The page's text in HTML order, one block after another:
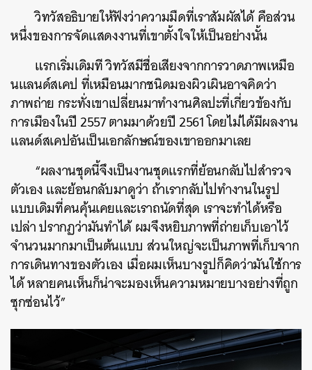
วิทวัสอธิบายให้ฟังว่าความมืดที่เราสัมผัสได้ คือส่วน
หนึ่งของการจัดแสดงงานที่เขาตั้งใจให้เป็นอย่างนั้น
แรกเริ่มเดิมที วิทวัสมีชื่อเสียงจากการวาดภาพเหมือ
นแลนด์สเคป ที่เหมือนมากชนิดมองผิวเผินอาจคิดว่า
ภาพถ่าย กระทั่งเขาเปลี่ยนมาทำงานศิลปะที่เกี่ยวข้องกับ
การเมืองในปี 2557 ตามมาด้วยปี 2561 โดยไม่ได้มีผลงาน
แลนด์สเคปอันเป็นเอกลักษณ์ของเขาออกมาเลย
“ผลงานชุดนี้จึงเป็นงานชุดแรกที่ย้อนกลับไปสำรวจ
ตัวเอง และย้อนกลับมาดูว่า ถ้าเรากลับไปทำงานในรูป
แบบเดิมที่คนคุ้นเคยและเราถนัดที่สุด เราจะทำได้หรือ
เปล่า ปรากฏว่ามันทำได้ ผมจึงหยิบภาพที่ถ่ายเก็บเอาไว้
จำนวนมากมาเป็นต้นแบบ ส่วนใหญ่จะเป็นภาพที่เก็บจาก
การเดินทางของตัวเอง เมื่อผมเห็นบางรูปก็คิดว่ามันใช้การ
ได้ หลายคนเห็นก็น่าจะมองเห็นความหมายบางอย่างที่ถูก
ซุกซ่อนไว้”